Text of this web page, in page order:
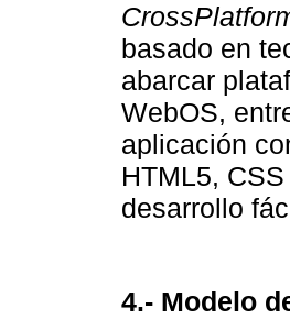
basado en
abarcar
WebOS,
aplicación
HTML5,
desarrollo
4.- Modelo